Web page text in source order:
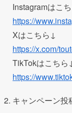
Instagramはこ
https://
Xはこちら↓
https://x.com/
TikTokはこちら
https://
キャンペーン投